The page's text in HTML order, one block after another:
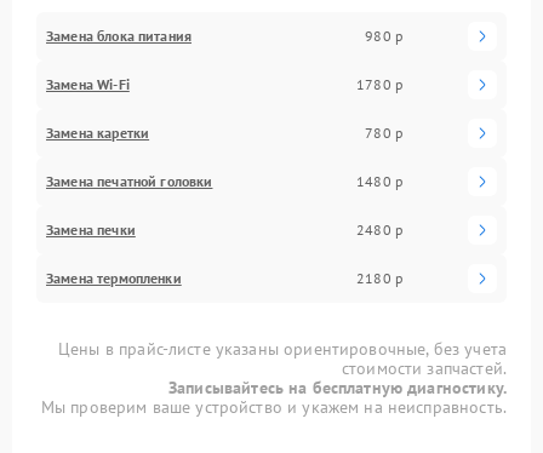
Замена блока питания 980 р
Замена Wi-Fi 1780 р
Замена каретки 780 р
Замена печатной головки 1480 р
Замена печки 2480 р
Замена термопленки 2180 р
Цены в прайс-листе указаны ориентировочные, без учета
стоимости запчастей.
Записывайтесь на бесплатную диагностику.
Мы проверим ваше устройство и укажем на неисправность.